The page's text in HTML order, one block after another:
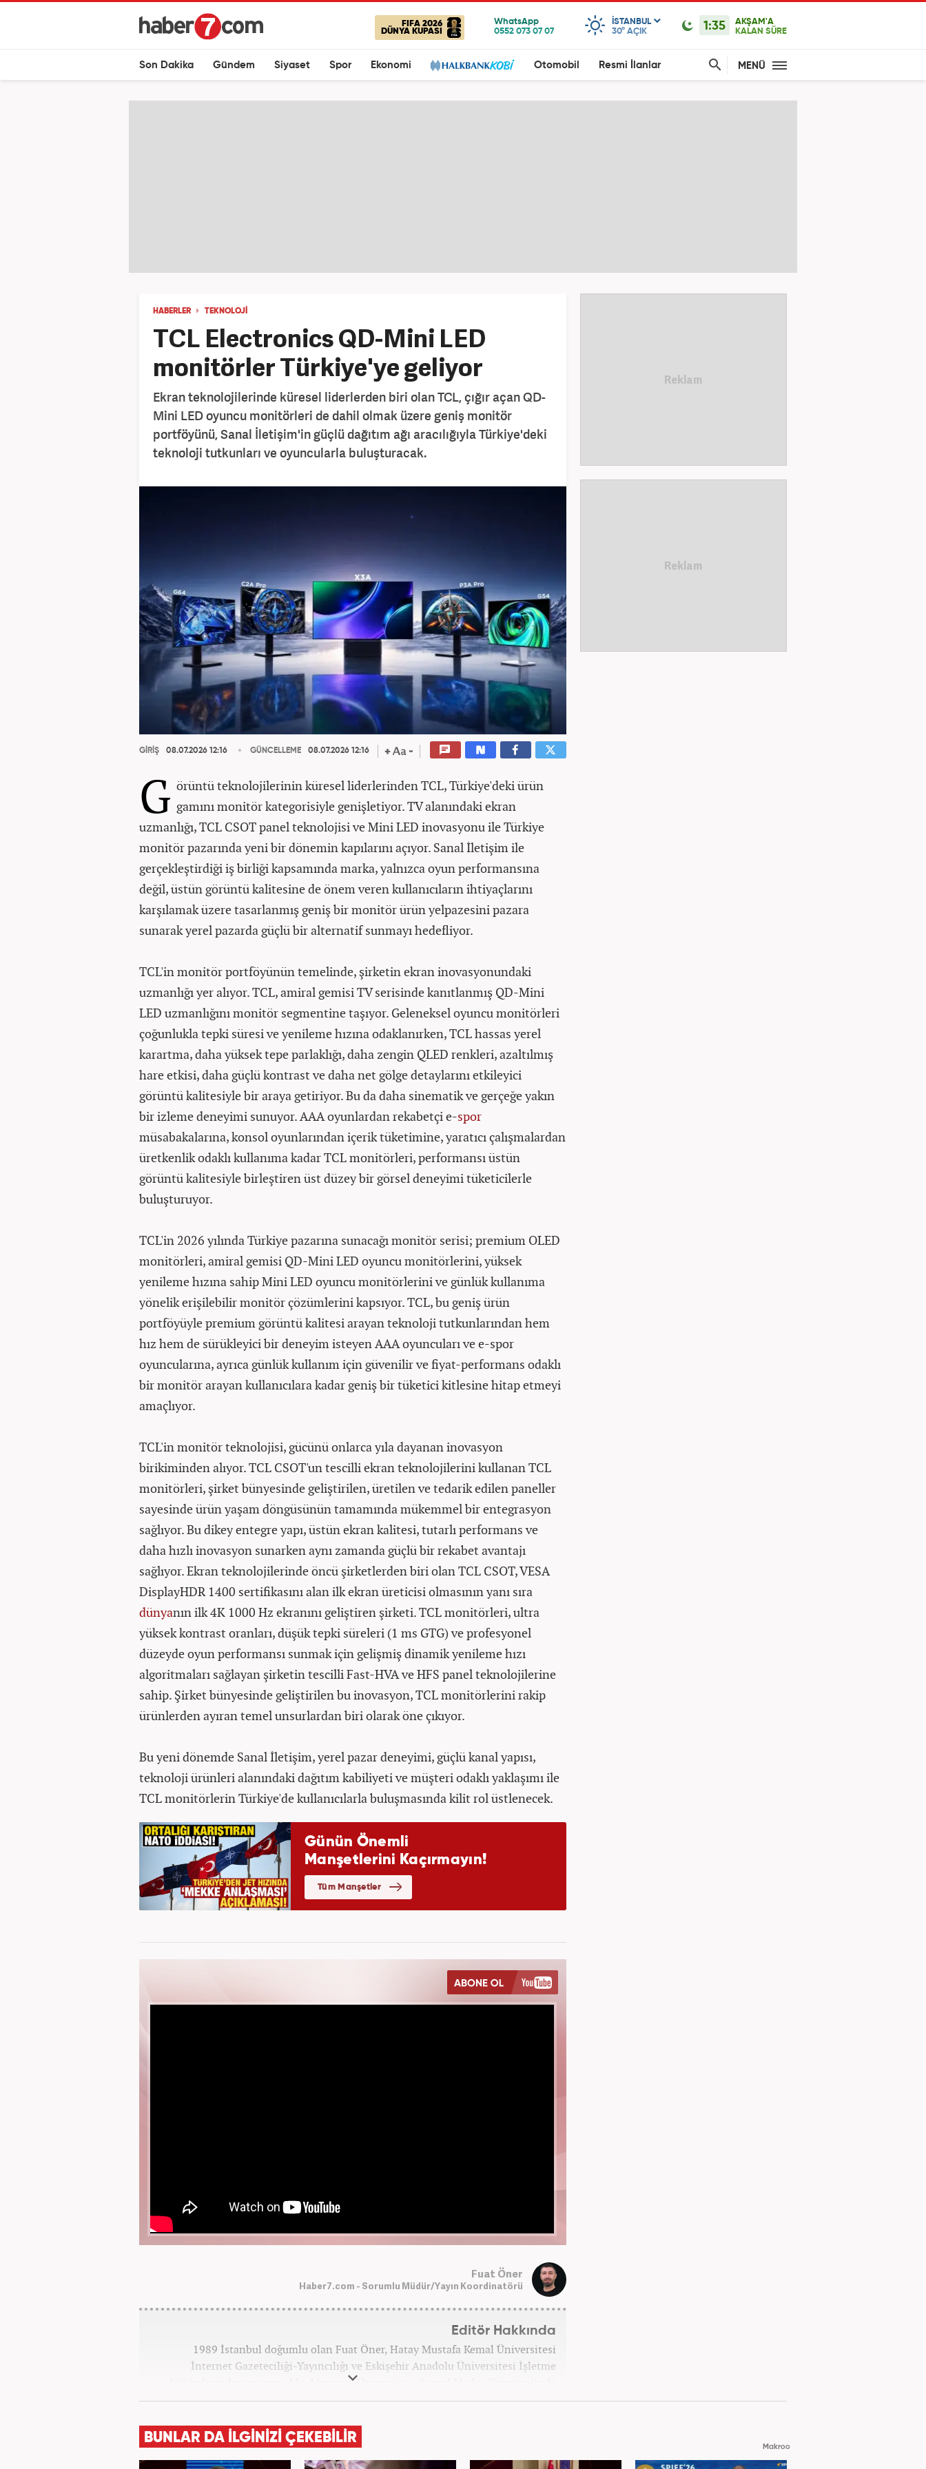
FIFA 2026
DÜNYA KUPASI
ISTANBUL
30° AÇIK 1:35
AKŞAM'A
KALAN SÜRE
Son Dakika Gündem Siyaset Spor Ekonomi Otomobil Resmi İlanlar MENÜ
HABERLER TEKNOLOJİ
TCL Electronics QD-Mini LED
monitörler Türkiye'ye geliyor
Ekran teknolojilerinde küresel liderlerden biri olan TCL, çığır açan QD-
Mini LED oyuncu monitörleri de dahil olmak üzere geniş monitör
portföyünü, Sanal İletişim'in güçlü dağıtım ağı aracılığıyla Türkiye'deki
teknoloji tutkunları ve oyuncularla buluşturacak.
GİRİŞ 08.07.2026 12:16 GÜNCELLEME 08.07.2026 12:16
G örüntü teknolojilerinin küresel liderlerinden TCL, Türkiye'deki ürün
gamını monitör kategorisiyle genişletiyor. TV alanındaki ekran
uzmanlığı, TCL CSOT panel teknolojisi ve Mini LED inovasyonu ile Türkiye
monitör pazarında yeni bir dönemin kapılarını açıyor. Sanal İletişim ile
gerçekleştirdiği iş birliği kapsamında marka, yalnızca oyun performansına
değil, üstün görüntü kalitesine de önem veren kullanıcıların ihtiyaçlarını
karşılamak üzere tasarlanmış geniş bir monitör ürün yelpazesini pazara
sunarak yerel pazarda güçlü bir alternatif sunmayı hedefliyor.
TCL'in monitör portföyünün temelinde, şirketin ekran inovasyonundaki
uzmanlığı yer alıyor. TCL, amiral gemisi TV serisinde kanıtlanmış QD-Mini
LED uzmanlığını monitör segmentine taşıyor. Geleneksel oyuncu monitörleri
çoğunlukla tepki süresi ve yenileme hızına odaklanırken, TCL hassas yerel
karartma, daha yüksek tepe parlaklığı, daha zengin QLED renkleri, azaltılmış
hare etkisi, daha güçlü kontrast ve daha net gölge detaylarını etkileyici
görüntü kalitesiyle bir araya getiriyor. Bu da daha sinematik ve gerçeğe yakın
bir izleme deneyimi sunuyor. AAA oyunlardan rekabetçi e-spor
müsabakalarına, konsol oyunlarından içerik tüketimine, yaratıcı çalışmalardan
üretkenlik odaklı kullanıma kadar TCL monitörleri, performansı üstün
görüntü kalitesiyle birleştiren üst düzey bir görsel deneyimi tüketicilerle
buluşturuyor.
TCL'in 2026 yılında Türkiye pazarına sunacağı monitör serisi; premium OLED
monitörleri, amiral gemisi QD-Mini LED oyuncu monitörlerini, yüksek
yenileme hızına sahip Mini LED oyuncu monitörlerini ve günlük kullanıma
yönelik erişilebilir monitör çözümlerini kapsıyor. TCL, bu geniş ürün
portföyüyle premium görüntü kalitesi arayan teknoloji tutkunlarından hem
hız hem de sürükleyici bir deneyim isteyen AAA oyuncuları ve e-spor
oyuncularına, ayrıca günlük kullanım için güvenilir ve fiyat-performans odaklı
bir monitör arayan kullanıcılara kadar geniş bir tüketici kitlesine hitap etmeyi
amaçlıyor.
TCL'in monitör teknolojisi, gücünü onlarca yıla dayanan inovasyon
birikiminden alıyor. TCL CSOT'un tescilli ekran teknolojilerini kullanan TCL
monitörleri, şirket bünyesinde geliştirilen, üretilen ve tedarik edilen paneller
sayesinde ürün yaşam döngüsünün tamamında mükemmel bir entegrasyon
sağlıyor. Bu dikey entegre yapı, üstün ekran kalitesi, tutarlı performans ve
daha hızlı inovasyon sunarken aynı zamanda güçlü bir rekabet avantajı
sağlıyor. Ekran teknolojilerinde öncü şirketlerden biri olan TCL CSOT, VESA
DisplayHDR 1400 sertifikasını alan ilk ekran üreticisi olmasının yanı sıra
dünyanın ilk 4K 1000 Hz ekranını geliştiren şirketi. TCL monitörleri, ultra
yüksek kontrast oranları, düşük tepki süreleri (1 ms GTG) ve profesyonel
düzeyde oyun performansı sunmak için gelişmiş dinamik yenileme hızı
algoritmaları sağlayan şirketin tescilli Fast-HVA ve HFS panel teknolojilerine
sahip. Şirket bünyesinde geliştirilen bu inovasyon, TCL monitörlerini rakip
ürünlerden ayıran temel unsurlardan biri olarak öne çıkıyor.
Bu yeni dönemde Sanal İletişim, yerel pazar deneyimi, güçlü kanal yapısı,
teknoloji ürünleri alanındaki dağıtım kabiliyeti ve müşteri odaklı yaklaşımı ile
TCL monitörlerin Türkiye'de kullanıcılarla buluşmasında kilit rol üstlenecek.
Fuat Öner
Haber7.com - Sorumlu Müdür/Yayın Koordinatörü
Editör Hakkında
1989 İstanbul doğumlu olan Fuat Öner, Hatay Mustafa Kemal Üniversitesi
İnternet Gazeteciliği-Yayıncılığı ve Eskişehir Anadolu Üniversitesi İşletme
bölümlerinden mezun oldu. Marmara Üniversitesi Sosyal Medya Yönetimi’nde
yüksek lisans Eğitimini tamamladı. Medya sektörüne 2008 yılında adım atan Öner,
Medya Grubu'na haber editörü olarak katılan Öner, şu anda Haber7.com'da Yayın
Koordinatörü olarak görev yapmaktadır. Evli ve bir çocuk babasıdır.
BUNLAR DA İLGİNİZİ ÇEKEBİLİR
Makroo